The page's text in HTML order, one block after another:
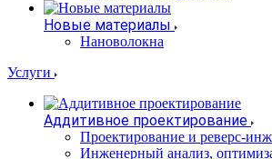
Новые материалы
Нановолокна
Услуги
Аддитивное проектирование
Проектирование и реверс-
Инженерный анализ,